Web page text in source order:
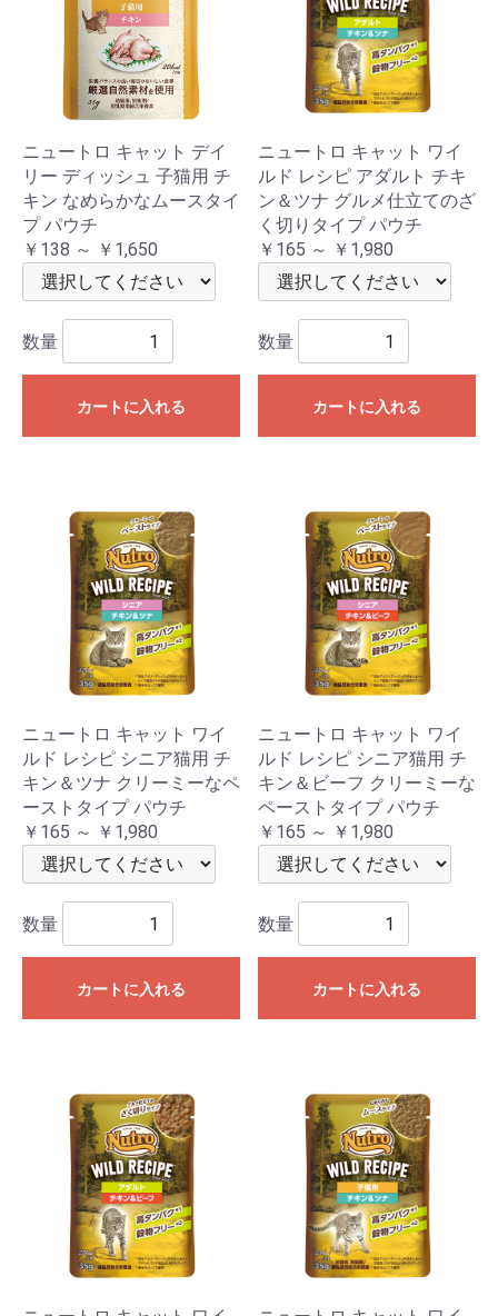
ニュートロ キャット デイ
リー ディッシュ 子猫用 チ
キン なめらかなムースタイ
プ パウチ
￥138 ～ ￥1,650
数量
カートに入れる
ニュートロ キャット ワイ
ルド レシピ アダルト チキ
ン＆ツナ グルメ仕立てのざ
く切りタイプ パウチ
￥165 ～ ￥1,980
数量
カートに入れる
ニュートロ キャット ワイ
ルド レシピ シニア猫用 チ
キン＆ツナ クリーミーなペ
ーストタイプ パウチ
￥165 ～ ￥1,980
数量
カートに入れる
ニュートロ キャット ワイ
ルド レシピ シニア猫用 チ
キン＆ビーフ クリーミーな
ペーストタイプ パウチ
￥165 ～ ￥1,980
数量
カートに入れる